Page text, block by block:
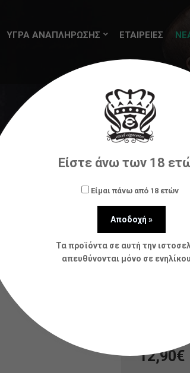
ΥΓΡΑ ΑΝΑΠΛΗΡΩΣΗΣ ΕΤΑΙΡΕΙΕΣ
(flavorshots) Just
12,90€
Είστε άνω των 18
Είμαι πάνω από 18 ετών
Τα προϊόντα σε αυτή την
απευθύνονται μόνο σε